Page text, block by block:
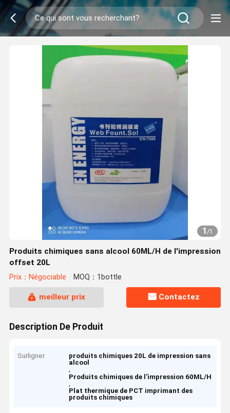
1/1
Produits chimiques sans alcool 60ML/H de l'impression
offset 20L
Prix：Négociable MOQ：1bottle
meilleur prix Contactez
Description De Produit
Surligner
produits chimiques 20L de impression sans
alcool
,
Produits chimiques de l'impression 60ML/H
,
Plat thermique de PCT imprimant des
produits chimiques